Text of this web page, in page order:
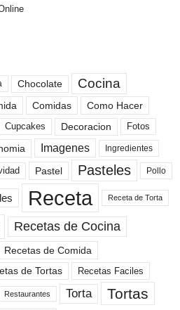
Chocolate Cocina
Comidas Como Hacer
Cupcakes Decoracion Fotos
Imagenes Ingredientes
Pastel Pasteles Pollo
Receta Receta de Torta
Recetas de Cocina
Recetas de Comida
de Tortas Recetas Faciles
Restaurantes Torta Tortas